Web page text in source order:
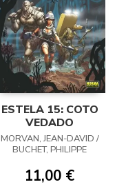
ESTELA 15: COTO
VEDADO
MORVAN, JEAN-DAVID /
BUCHET, PHILIPPE
11,00 €